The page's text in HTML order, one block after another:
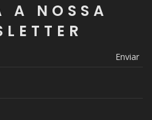
A NOSSA
Enviar